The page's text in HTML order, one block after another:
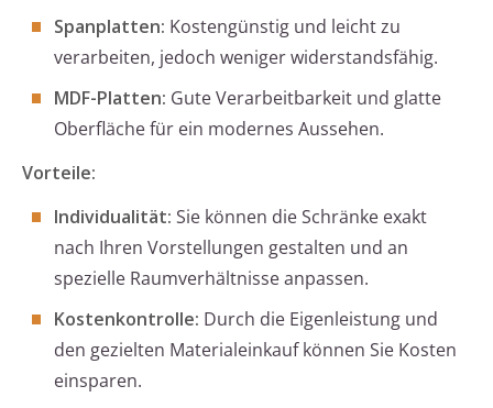
Spanplatten: Kostengünstig und leicht zu
verarbeiten, jedoch weniger widerstandsfähig.
MDF-Platten: Gute Verarbeitbarkeit und glatte
Oberfläche für ein modernes Aussehen.
Vorteile:
Individualität: Sie können die Schränke exakt
nach Ihren Vorstellungen gestalten und an
spezielle Raumverhältnisse anpassen.
Kostenkontrolle: Durch die Eigenleistung und
den gezielten Materialeinkauf können Sie Kosten
einsparen.